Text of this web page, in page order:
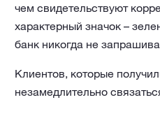
чем свидетельствуют
характерный значок –
банк никогда не
Клиентов, которые
незамедлительно